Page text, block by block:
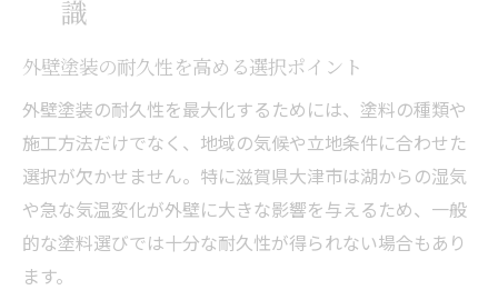
助成金で高耐久外壁塗装を実現するには
外壁塗装助成金の最新情報をチェック
外壁塗装費用と助成金の賢い組み合わせ方
外壁塗装の悪質業者を見極めるチェックポイン
ト
外壁塗装で悪質業者を避ける基本知識
識
外壁塗装の耐久性を高める選択ポイント
外壁塗装の耐久性を最大化するためには、塗料の種類や
施工方法だけでなく、地域の気候や立地条件に合わせた
選択が欠かせません。特に滋賀県大津市は湖からの湿気
や急な気温変化が外壁に大きな影響を与えるため、一般
的な塗料選びでは十分な耐久性が得られない場合もあり
ます。